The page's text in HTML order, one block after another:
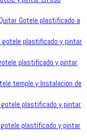
Gotele plastificado a
gotele plastificado y pintar
plastificado y pintar
temple y Instalacion de
plastificado y pintar
plastificado y pintar